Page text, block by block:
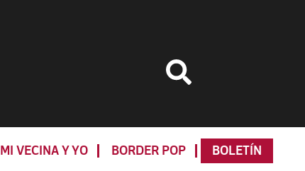
MI VECINA Y YO BORDER POP BOLETÍN